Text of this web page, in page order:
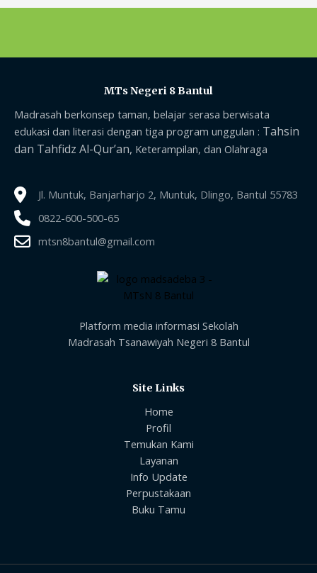
MTs Negeri 8 Bantul
Madrasah berkonsep taman, belajar serasa berwisata
edukasi dan literasi dengan tiga program unggulan : Tahsin
dan Tahfidz Al-Qur’an, Keterampilan, dan Olahraga
Jl. Muntuk, Banjarharjo 2, Muntuk, Dlingo, Bantul 55783
0822-600-500-65
mtsn8bantul@gmail.com
Platform media informasi Sekolah
Madrasah Tsanawiyah Negeri 8 Bantul
Site Links
Home
Profil
Temukan Kami
Layanan
Info Update
Perpustakaan
Buku Tamu